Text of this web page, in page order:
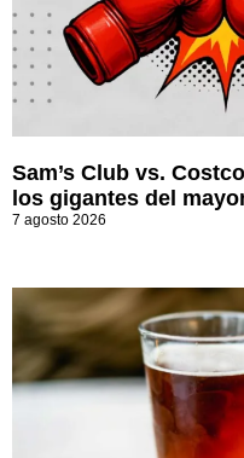
Sam’s Club vs.
los gigantes del
7 agosto 2026